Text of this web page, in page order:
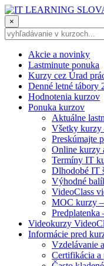
×
Akcie a novinky
Lastminute ponuka
Kurzy cez Úrad
Denné letné tábory
Hodnotenia kurzov
Ponuka kurzov
Aktuálne
Všetky kurzy
Preskúmajte
Online kurzy
Termíny IT
Dlhodobé IT
Výhodné
VideoClass
MOC kurzy
Predplatenka
Videokurzy
Informácie pred
Vzdelávanie
Certifikácia a